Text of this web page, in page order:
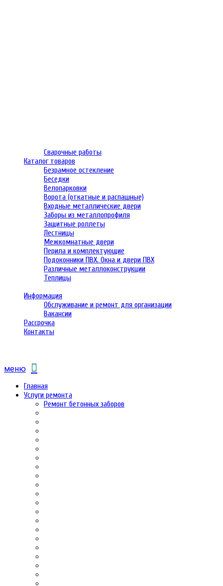
Сварочные работы
Каталог товаров
Безрамное остекление
Беседки
Велопарковки
Ворота (откатные и распашные)
Входные металлические двери
Заборы из металлопрофиля
Защитные роллеты
Лестницы
Межкомнатные двери
Перила и комплектующие
Подоконники ПВХ. Окна и двери ПВХ
Различные металлоконструкции
Теплицы
Информация
Обслуживание и ремонт для организации
Вакансии
Рассрочка
Контакты
меню
Главная
Услуги ремонта
Ремонт бетонных заборов